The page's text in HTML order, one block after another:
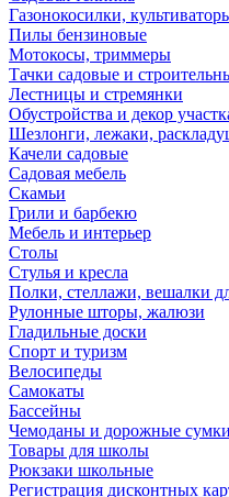
Газонокосилки,
Пилы бензиновые
Мотокосы, триммеры
Тачки садовые и
Лестницы и стремянки
Обустройства и декор
Шезлонги, лежаки,
Качели садовые
Садовая мебель
Скамьи
Грили и барбекю
Мебель и интерьер
Столы
Стулья и кресла
Полки, стеллажи, вешалки
Рулонные шторы, жалюзи
Гладильные доски
Спорт и туризм
Велосипеды
Самокаты
Бассейны
Чемоданы и дорожные сумки
Товары для школы
Рюкзаки школьные
Регистрация дисконтных